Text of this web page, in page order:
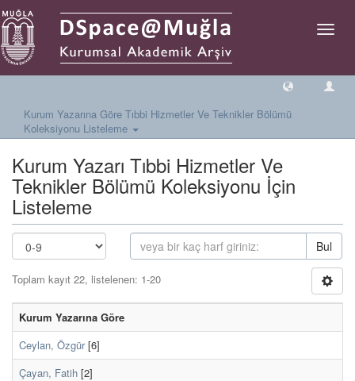
Geçiş
Kurum Yazarına Göre Tıbbi Hizmetler Ve Teknikler Bölümü
Koleksiyonu Listeleme
Kurum Yazarı Tıbbi Hizmetler Ve
Teknikler Bölümü Koleksiyonu İçin
Listeleme
Bul
Toplam kayıt 22, listelenen: 1-20
Kurum Yazarına Göre
Ceylan, Özgür[6]
Çayan, Fatih [2]